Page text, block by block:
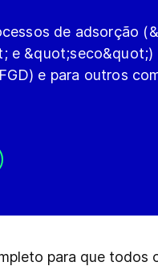
de adsorção
e &quot;seco&quot;)
e para outros
para que todos